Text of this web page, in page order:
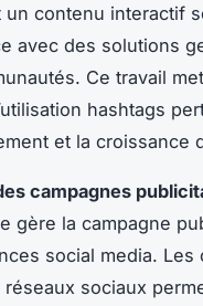
contenu interactif
avec des solutions
Ce travail
hashtags
et la croissance
campagnes
gère la campagne
social media.
sociaux